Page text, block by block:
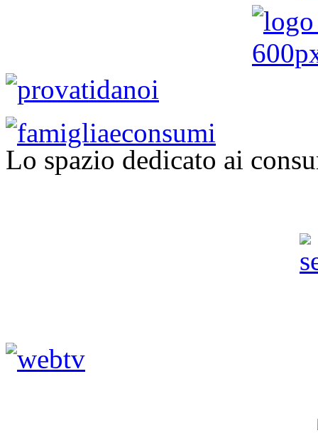
Lo spazio dedicato ai